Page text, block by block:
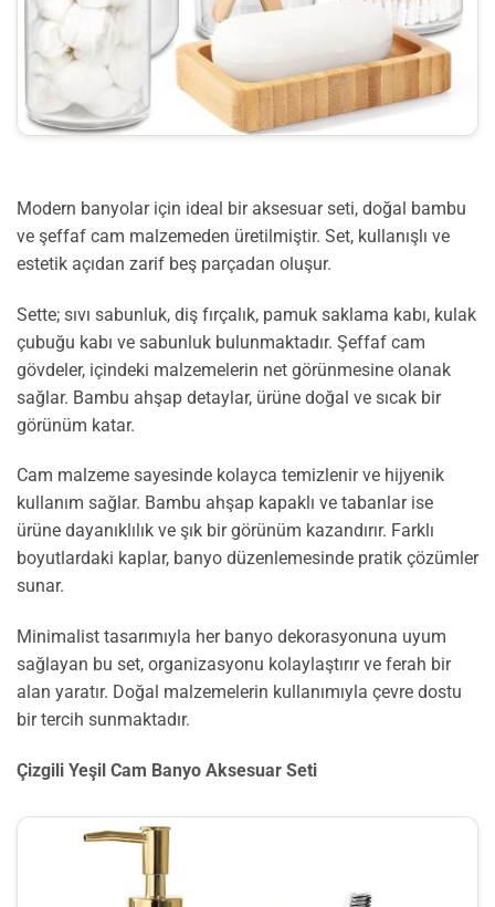
Modern banyolar için ideal bir aksesuar seti, doğal bambu
ve şeffaf cam malzemeden üretilmiştir. Set, kullanışlı ve
estetik açıdan zarif beş parçadan oluşur.
Sette; sıvı sabunluk, diş fırçalık, pamuk saklama kabı, kulak
çubuğu kabı ve sabunluk bulunmaktadır. Şeffaf cam
gövdeler, içindeki malzemelerin net görünmesine olanak
sağlar. Bambu ahşap detaylar, ürüne doğal ve sıcak bir
görünüm katar.
Cam malzeme sayesinde kolayca temizlenir ve hijyenik
kullanım sağlar. Bambu ahşap kapaklı ve tabanlar ise
ürüne dayanıklılık ve şık bir görünüm kazandırır. Farklı
boyutlardaki kaplar, banyo düzenlemesinde pratik çözümler
sunar.
Minimalist tasarımıyla her banyo dekorasyonuna uyum
sağlayan bu set, organizasyonu kolaylaştırır ve ferah bir
alan yaratır. Doğal malzemelerin kullanımıyla çevre dostu
bir tercih sunmaktadır.
Çizgili Yeşil Cam Banyo Aksesuar Seti